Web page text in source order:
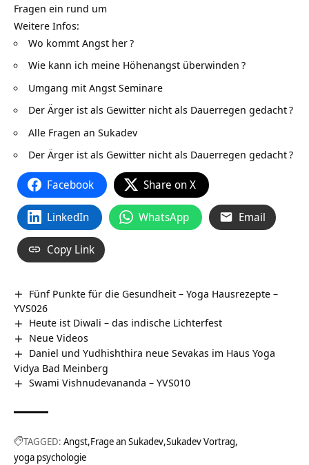
Fragen ein rund um
Weitere Infos:
Wo kommt Angst her?
Wie kann ich meine Höhenangst überwinden ?
Umgang mit Angst Seminare
Der Ärger ist als Gewitter nicht als Dauerregen gedacht?
Alle Fragen an Sukadev
Der Ärger ist als Gewitter nicht als Dauerregen gedacht?
Facebook Share on X
LinkedIn WhatsApp Email
Copy Link
Fünf Punkte für die Gesundheit – Yoga Hausrezepte –
YVS026
Heute ist Diwali – das indische Lichterfest
Neue Videos
Daniel und Yudhishthira neue Sevakas im Haus Yoga
Vidya Bad Meinberg
Swami Vishnudevananda – YVS010
TAGGED: Angst Frage an Sukadev Sukadev Vortrag
yoga psychologie